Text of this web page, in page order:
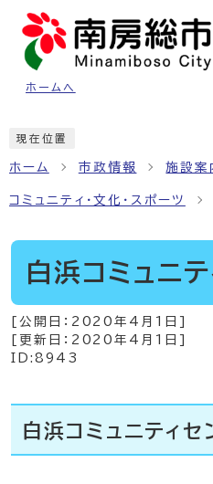
ページの先頭です
ホームへ
現在位置
ホーム 市政情報 施設案
コミュニティ・文化・スポーツ
白浜コミュニ
[公開日： 2020年4月1日
[更新日： 2020年4月1日
ID:8943
白浜コミュニティ